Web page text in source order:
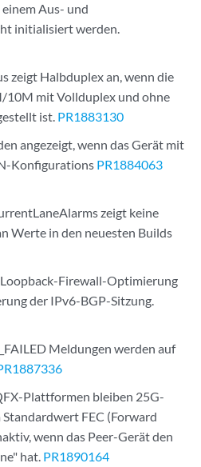
Aus- und
initialisiert werden.
zeigt Halbduplex an, wenn die
10M mit Vollduplex und ohne
ist. PR1883130
angezeigt, wenn das Gerät mit
Konfigurations PR1884063
zeigt keine
Werte in den neuesten Builds
Firewall-Optimierung
der IPv6-BGP-Sitzung.
Meldungen werden auf
Plattformen bleiben 25G-
FEC (Forward
wenn das Peer-Gerät den
hat. PR1890164